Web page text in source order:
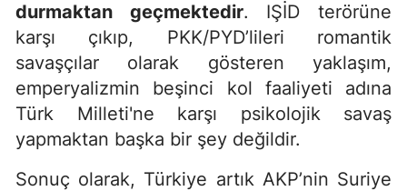
durmaktan geçmektedir. IŞİD terörüne
karşı çıkıp, PKK/PYD’lileri romantik
savaşçılar olarak gösteren yaklaşım,
emperyalizmin beşinci kol faaliyeti adına
Türk Milleti'ne karşı psikolojik savaş
yapmaktan başka bir şey değildir.
Sonuç olarak, Türkiye artık AKP’nin Suriye